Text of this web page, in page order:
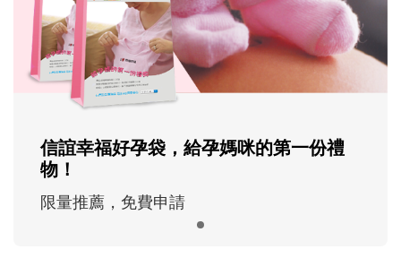
信誼幸福好孕袋，給孕媽咪的第一份禮
物！
限量推薦，免費申請